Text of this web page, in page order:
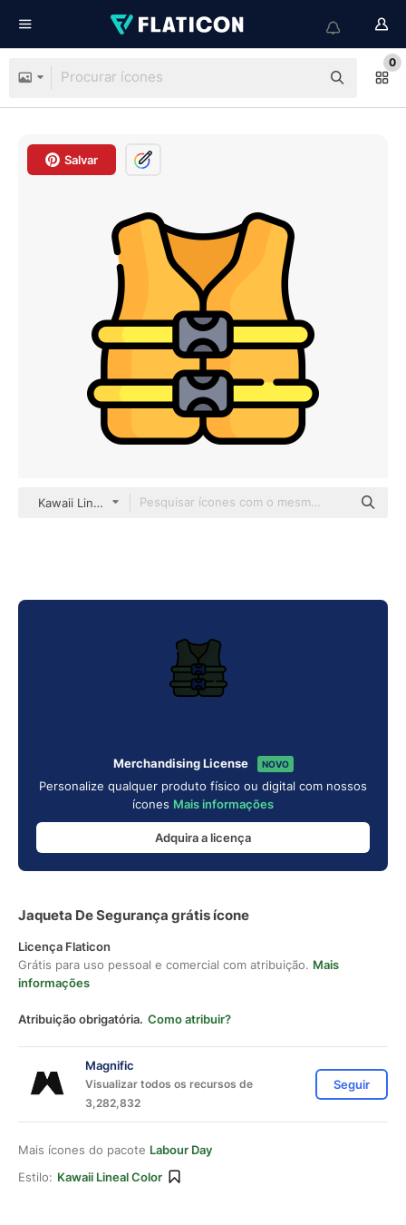
0
Salvar
Kawaii Lineal color
Merchandising License NOVO
Personalize qualquer produto físico ou digital com nossos
ícones Mais informações
Adquira a licença
Jaqueta De Segurança grátis ícone
Licença Flaticon
Grátis para uso pessoal e comercial com atribuição. Mais
informações
Atribuição obrigatória. Como atribuir?
Magnific
Visualizar todos os recursos de
3,282,832
Seguir
Mais ícones do pacote Labour Day
Estilo: Kawaii Lineal Color